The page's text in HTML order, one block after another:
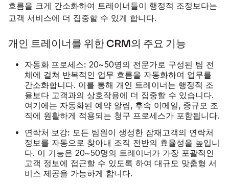
흐름을 크게 간소화하여 트레이너들이 행정적 조정보다는
고객 서비스에 더 집중할 수 있게 합니다.
개인 트레이너를 위한 CRM의 주요 기능
자동화 프로세스: 20~50명의 전문가로 구성된 팀 전
체에 걸쳐 반복적인 업무 흐름을 자동화하여 업무를
간소화합니다. 이를 통해 개인 트레이너는 행정적 조
율보다 고객과의 상호작용에 더 집중할 수 있습니다.
여기에는 자동화된 예약 알림, 후속 이메일, 중규모 조
직에 원활하게 적용되는 청구 프로세스가 포함됩니다.
연락처 보강: 모든 팀원이 생성한 잠재고객의 연락처
정보를 자동으로 찾아내 조직 전반의 효율성을 높입니
다. 이 기능은 20~50명의 트레이너가 가장 포괄적인
고객 정보에 접근할 수 있도록 하여 대규모 맞춤형 서
비스 제공을 가능하게 합니다.